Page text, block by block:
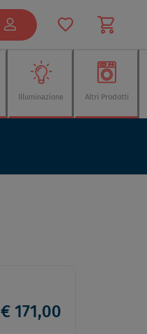
Illuminazione Altri Prodotti
€ 171,00